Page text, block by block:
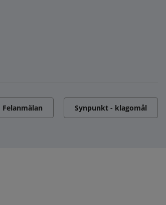
Felanmälan Synpunkt - klagomål